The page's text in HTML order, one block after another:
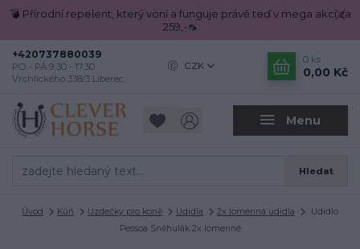
💣 Přírodní repelent, který voní a funguje právě teď v mega akci za
259,-🦟
Menu
CZK
Hledat
+420737880039
PO - PÁ 9.30 - 17.30
Vrchlického 338/3 Liberec
0 ks
0,00 Kč
Úvod Kůň Uzdečky pro koně Udidla 2x lomenná udidla
Udidlo
Pessoa Sněhulák 2x lomenné